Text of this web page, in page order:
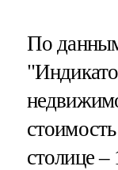
По
столице